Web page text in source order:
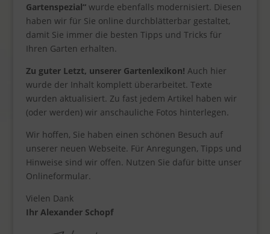
Gartenspezial“wurde ebenfalls modernisiert. Diesen
haben wir für Sie online durchblätterbar gestaltet,
damit Sie immer die besten Tipps und Tricks für
Ihren Garten erhalten.
Zu guter Letzt, unserer Gartenlexikon! Auch hier
wurde der Inhalt komplett überarbeitet. Texte
wurden aktualisiert. Zu fast jedem Artikel haben wir
(oder werden) wir anschauliche Fotos hinterlegen.
Wir hoffen, Sie haben einen schönen Besuch auf
unserer neuen Webseite. Für Anregungen, Tipps und
Hinweise sind wir offen. Nutzen Sie dafür bitte unser
Onlineformular.
Vielen Dank
Ihr Alexander Schopf